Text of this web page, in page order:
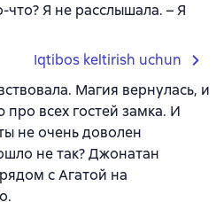
что? Я не расслышала. – Я
Iqtibos keltirish uchun
Магия вернулась, и
про всех гостей замка. И
не очень доволен
не так? Джонатан
с Агатой на